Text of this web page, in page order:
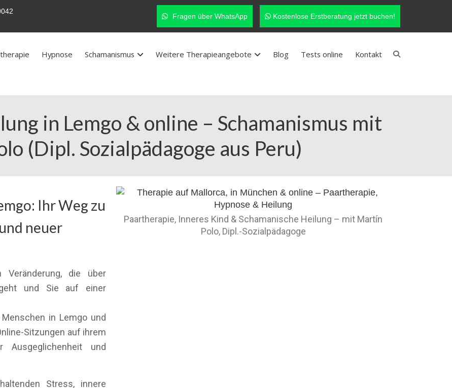
Fragen über WhatsApp Kostenlose Erstberatung jetzt buchen!
Hypnose Schamanismus Weitere Therapieangebote Blog Tests online Kontakt
in Lemgo & online – Schamanismus mit
(Dipl. Sozialpädagoge aus Peru)
Ihr Weg zu
neuer
die über
und Sie auf einer
in Lemgo und
Sitzungen auf ihrem
Ausgeglichenheit und
Stress, innere
Paartherapie, Inneres Kind & Schamanische Heilung – mit Martín
Polo, Dipl.-Sozialpädagoge